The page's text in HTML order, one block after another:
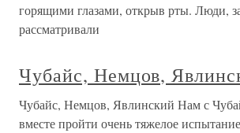
горящими глазами, открыв рты. Люди,
рассматривали
Чубайс, Немцов,
Чубайс, Немцов, Явлинский Нам с
вместе пройти очень тяжелое